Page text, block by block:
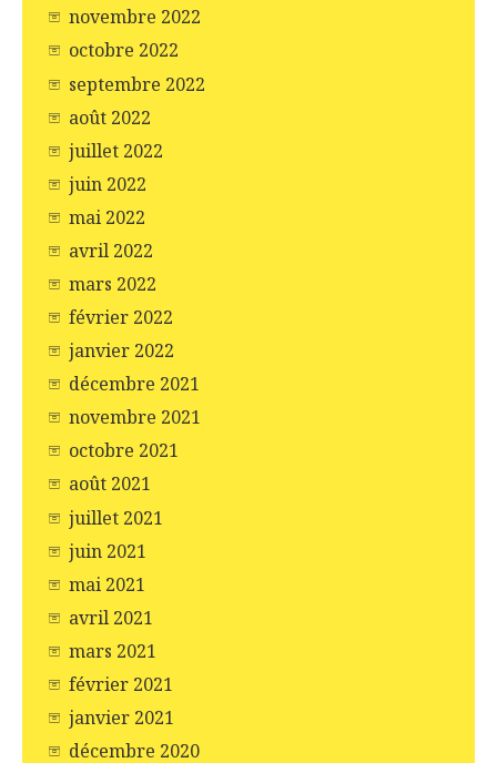
novembre 2022
octobre 2022
septembre 2022
août 2022
juillet 2022
juin 2022
mai 2022
avril 2022
mars 2022
février 2022
janvier 2022
décembre 2021
novembre 2021
octobre 2021
août 2021
juillet 2021
juin 2021
mai 2021
avril 2021
mars 2021
février 2021
janvier 2021
décembre 2020